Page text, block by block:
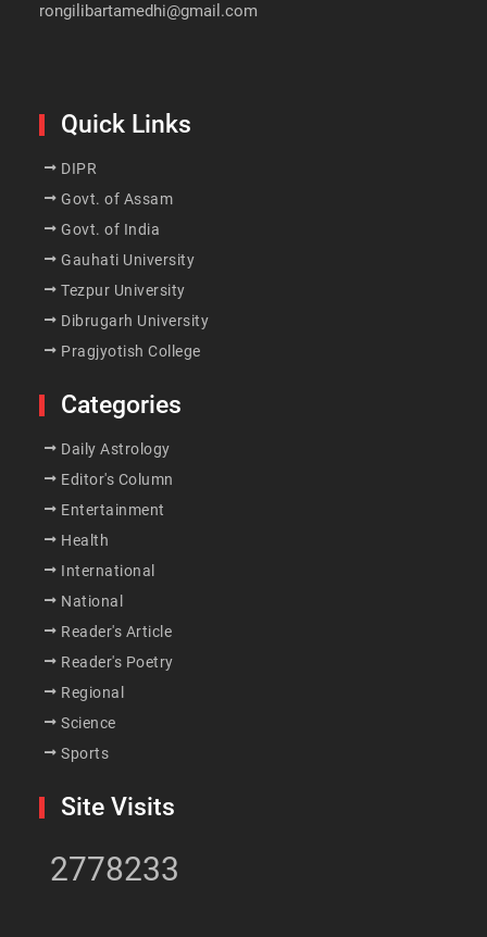
rongilibartamedhi@gmail.com
Quick Links
DIPR
Govt. of Assam
Govt. of India
Gauhati University
Tezpur University
Dibrugarh University
Pragjyotish College
Categories
Daily Astrology
Editor's Column
Entertainment
Health
International
National
Reader's Article
Reader's Poetry
Regional
Science
Sports
Site Visits
2778233